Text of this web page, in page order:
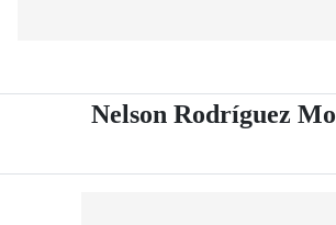
Nelson Rodríguez